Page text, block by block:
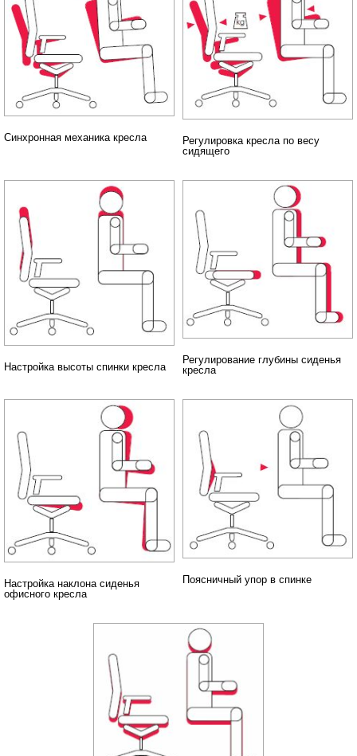
Синхронная механика кресла
Регулировка кресла по весу
сидящего
Настройка высоты спинки кресла
Регулирование глубины сиденья
кресла
Настройка наклона сиденья
офисного кресла
Поясничный упор в спинке